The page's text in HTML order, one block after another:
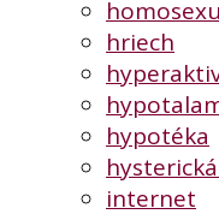
hriech
hypotéka
internet